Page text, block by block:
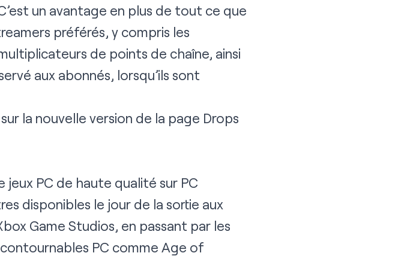
un avantage en plus de tout ce que
préférés, y compris les
de points de chaîne, ainsi
aux abonnés, lorsqu’ils sont
la nouvelle version de la page Drops
jeux PC de haute qualité sur PC
disponibles le jour de la sortie aux
Game Studios, en passant par les
PC comme Age of